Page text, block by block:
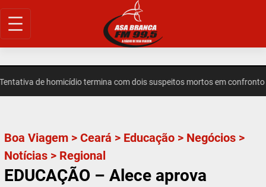
Pular
para
de homicídio termina com dois suspeitos mortos em confronto
Boa Viagem >Ceará > Educação > Negócios >
Notícias > Regional
EDUCAÇÃO – Alece aprova